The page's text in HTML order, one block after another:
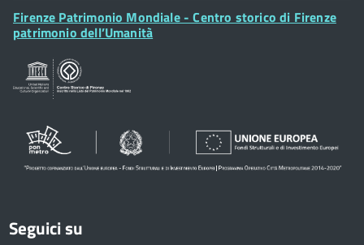
Posta Elettronica Certificata
Footer
Widget
Firenze Patrimonio Mondiale - Centro storico di Firenze
patrimonio dell’Umanità
Seguici su